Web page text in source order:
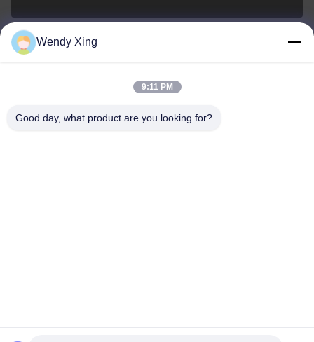
jesingd@vip.sina.com
Wendy Xing
9:11 PM
Good day, what product are you looking for?